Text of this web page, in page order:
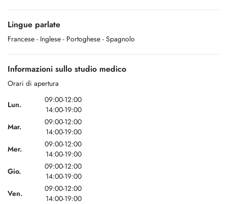
Lingue parlate
Francese - Inglese - Portoghese - Spagnolo
Informazioni sullo studio medico
Orari di apertura
Lun.
09:00-12:00
14:00-19:00
Mar.
09:00-12:00
14:00-19:00
Mer.
09:00-12:00
14:00-19:00
Gio.
09:00-12:00
14:00-19:00
Ven.
09:00-12:00
14:00-19:00